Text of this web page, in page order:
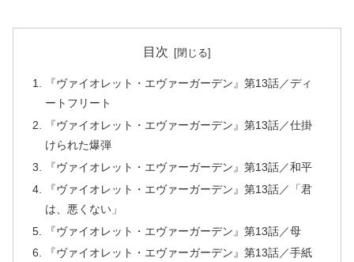
目次
『ヴァイオレット・エヴァーガーデン』第13話／ディ
ートフリート
『ヴァイオレット・エヴァーガーデン』第13話／仕掛
けられた爆弾
『ヴァイオレット・エヴァーガーデン』第13話／和平
『ヴァイオレット・エヴァーガーデン』第13話／「君
は、悪くない」
『ヴァイオレット・エヴァーガーデン』第13話／母
『ヴァイオレット・エヴァーガーデン』第13話／手紙